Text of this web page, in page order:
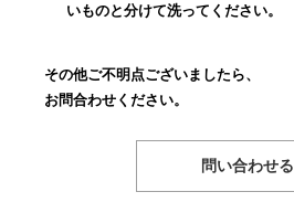
いものと分けて洗ってください。
その他ご不明点ございましたら、
お問合わせください。
問い合わせる